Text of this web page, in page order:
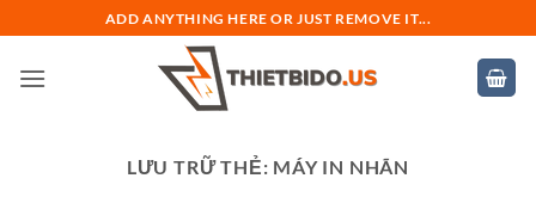
qua
nội
ADD ANYTHING HERE OR JUST REMOVE IT...
LƯU TRỮ THẺ: MÁY IN NHÃN